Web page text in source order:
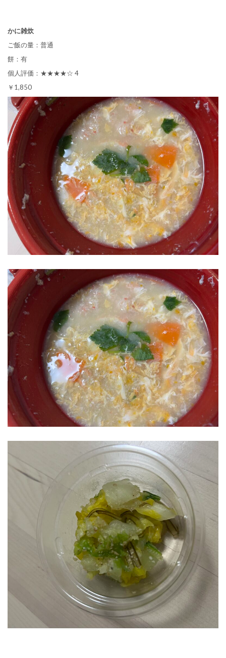
かに雑炊
ご飯の量：普通
餅：有
個人評価：★★★★☆ 4
￥1,850